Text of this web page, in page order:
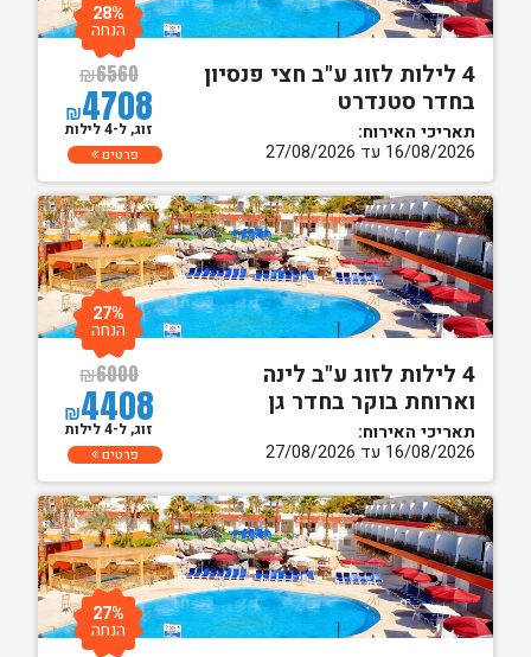
4 לילות לזוג ע"ב חצי פנסיון
בחדר סטנדרט
תאריכי האירוח:
16/08/2026 עד 27/08/2026
₪6560
₪4708
28%
הנחה
זוג, ל-4 לילות
פרטים
4 לילות לזוג ע"ב לינה
וארוחת בוקר בחדר גן
תאריכי האירוח:
16/08/2026 עד 27/08/2026
₪6000
₪4408
27%
הנחה
זוג, ל-4 לילות
פרטים
27%
הנחה